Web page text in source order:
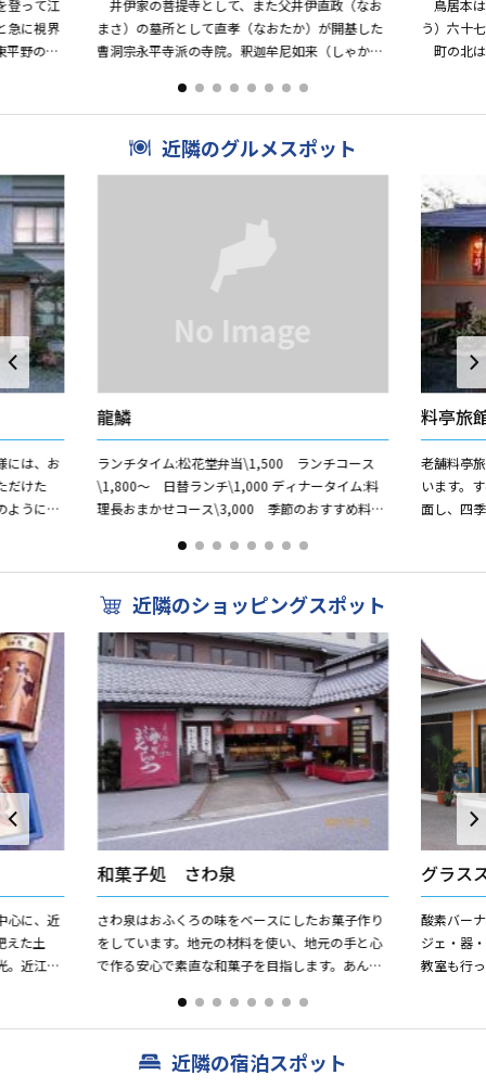
登って江
急に視界
平野の眺
井伊家の菩提寺として、また父井伊直政（なお
まさ）の墓所として直孝（なおたか）が開基した
曹洞宗永平寺派の寺院。釈迦牟尼如来（しゃかむ
で修行道場としての名声が...
鳥居本
う）六十
町の北
近隣のグルメスポット
には、お
だけた
ようにど
龍鱗
ランチタイム:松花堂弁当\1,500 ランチコース
\1,800〜 日替ランチ\1,000 ディナータイム:料
理長おまかせコース\3,000 季節のおすすめ料理
料亭旅
老舗料亭
います。
面し、四
近隣のショッピングスポット
心に、近
えた土
。近江茶
和菓子処 さわ泉
さわ泉はおふくろの味をベースにしたお菓子作り
をしています。地元の材料を使い、地元の手と心
で作る安心で素直な和菓子を目指します。あんこ
100％使って出来たてのおい...
グラス
酸素バー
ジェ・器
教室も行
近隣の宿泊スポット